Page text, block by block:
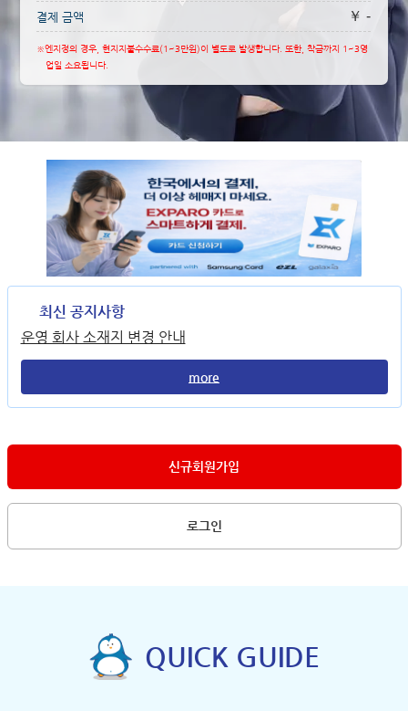
결제 금액 ￥ -
※엔지정의 경우, 현지지불수수료(1~3만원)이 별도로 발생합니다. 또한, 착금까지 1~3영
업일 소요됩니다.
최신 공지사항
운영 회사 소재지 변경 안내
more
신규회원가입
로그인
QUICK GUIDE